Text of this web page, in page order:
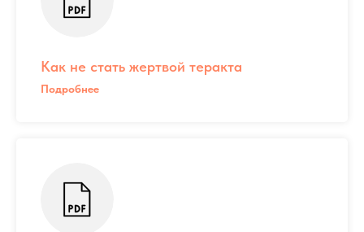
Как не стать жертвой теракта
Подробнее